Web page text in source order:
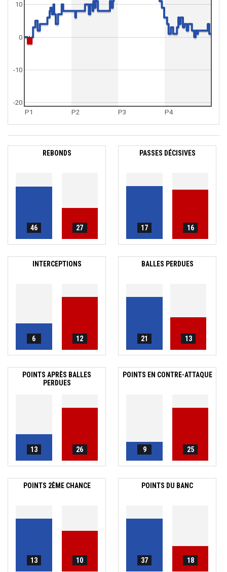
P1 P2 P3 P4
0
10
-20
-10
REBONDS
46 27
PASSES DÉCISIVES
17 16
INTERCEPTIONS
6 12
BALLES PERDUES
21 13
POINTS APRÈS BALLES
PERDUES
13 26
POINTS EN CONTRE-ATTAQUE
9 25
POINTS 2ÈME CHANCE
13 10
POINTS DU BANC
37 18